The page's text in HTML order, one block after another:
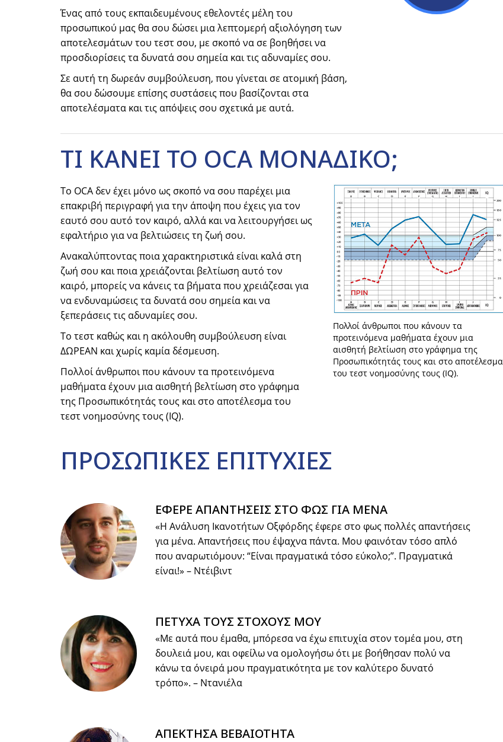
Ένας από τους εκπαιδευμένους εθελοντές μέλη του
προσωπικού μας θα σου δώσει μια λεπτομερή αξιολόγηση των
αποτελεσμάτων του τεστ σου, με σκοπό να σε βοηθήσει να
προσδιορίσεις τα δυνατά σου σημεία και τις αδυναμίες σου.
Σε αυτή τη δωρεάν συμβούλευση, που γίνεται σε ατομική βάση,
θα σου δώσουμε επίσης συστάσεις που βασίζονται στα
αποτελέσματα και τις απόψεις σου σχετικά με αυτά.
ΤΙ ΚΑΝΕΙ ΤΟ OCA ΜΟΝΑΔΙΚΟ;
Το OCA δεν έχει μόνο ως σκοπό να σου παρέχει μια
επακριβή περιγραφή για την άποψη που έχεις για τον
εαυτό σου αυτό τον καιρό, αλλά και να λειτουργήσει ως
εφαλτήριο για να βελτιώσεις τη ζωή σου.
Ανακαλύπτοντας ποια χαρακτηριστικά είναι καλά στη
ζωή σου και ποια χρειάζονται βελτίωση αυτό τον
καιρό, μπορείς να κάνεις τα βήματα που χρειάζεσαι για
να ενδυναμώσεις τα δυνατά σου σημεία και να
ξεπεράσεις τις αδυναμίες σου.
Το τεστ καθώς και η ακόλουθη συμβούλευση είναι
ΔΩΡΕΑΝ και χωρίς καμία δέσμευση.
Πολλοί άνθρωποι που κάνουν τα προτεινόμενα
μαθήματα έχουν μια αισθητή βελτίωση στο γράφημα
της Προσωπικότητάς τους και στο αποτέλεσμα του
τεστ νοημοσύνης τους (IQ).
Πολλοί άνθρωποι που κάνουν τα
προτεινόμενα μαθήματα έχουν μια
αισθητή βελτίωση στο γράφημα της
Προσωπικότητάς τους και στο αποτέλεσμα
του τεστ νοημοσύνης τους (IQ).
ΠΡΟΣΩΠΙΚΕΣ ΕΠΙΤΥΧΙΕΣ
ΕΦΕΡΕ ΑΠΑΝΤΗΣΕΙΣ ΣΤΟ ΦΩΣ ΓΙΑ ΜΕΝΑ
«Η Ανάλυση Ικανοτήτων Οξφόρδης έφερε στο φως πολλές απαντήσεις
για μένα. Απαντήσεις που έψαχνα πάντα. Μου φαινόταν τόσο απλό
που αναρωτιόμουν: “Είναι πραγματικά τόσο εύκολο;”. Πραγματικά
είναι!» – Ντέιβιντ
ΠΕΤΥΧΑ ΤΟΥΣ ΣΤΟΧΟΥΣ ΜΟΥ
«Με αυτά που έμαθα, μπόρεσα να έχω επιτυχία στον τομέα μου, στη
δουλειά μου, και οφείλω να ομολογήσω ότι με βοήθησαν πολύ να
κάνω τα όνειρά μου πραγματικότητα με τον καλύτερο δυνατό
τρόπο». – Ντανιέλα
ΑΠΕΚΤΗΣΑ ΒΕΒΑΙΟΤΗΤΑ